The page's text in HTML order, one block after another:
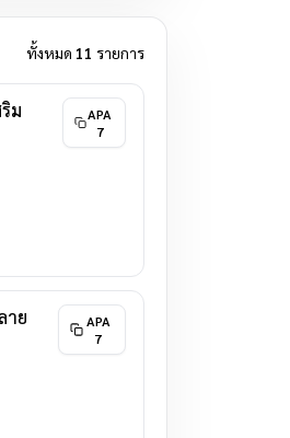
ทั้งหมด 11 รายการ
ม
APA
7
าย
APA
7